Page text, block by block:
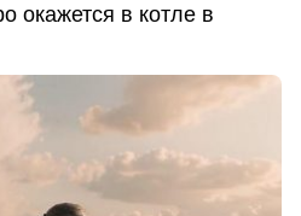
окажется в котле в